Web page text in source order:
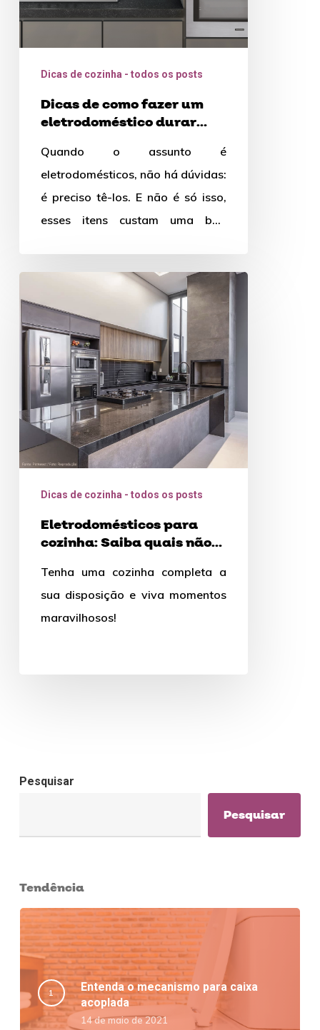
mais
Dicas de cozinha - todos os posts
Dicas de como fazer um
eletrodoméstico durar
Quando o assunto é
eletrodomésticos, não há dúvidas:
é preciso tê-los. E não é só isso,
esses itens custam uma boa
para
cozinha:
Saiba
quais
não
podem
faltar
Dicas de cozinha - todos os posts
Eletrodomésticos para
cozinha: Saiba quais não
Tenha uma cozinha completa a
sua disposição e viva momentos
maravilhosos!
Pesquisar
Pesquisar
Tendência
Entenda o mecanismo para caixa
acoplada
14 de maio de 2021